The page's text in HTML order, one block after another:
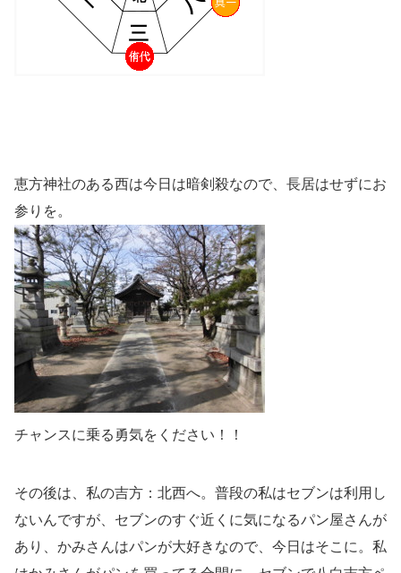
恵方神社のある西は今日は暗剣殺なので、長居はせずにお
参りを。
チャンスに乗る勇気をください！！
その後は、私の吉方：北西へ。普段の私はセブンは利用し
ないんですが、セブンのすぐ近くに気になるパン屋さんが
あり、かみさんはパンが大好きなので、今日はそこに。私